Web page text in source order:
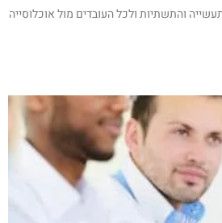
והתשתיות ולכל העובדים מול אוכלוסייה